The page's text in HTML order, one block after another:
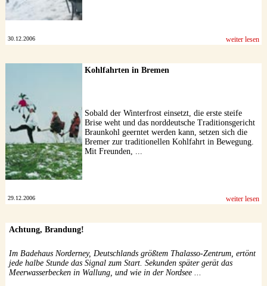
30.12.2006 weiter lesen
Kohlfahrten in Bremen
Sobald der Winterfrost einsetzt, die erste steife
Brise weht und das norddeutsche Traditionsgericht
Braunkohl geerntet werden kann, setzen sich die
Bremer zur traditionellen Kohlfahrt in Bewegung.
Mit Freunden, ...
29.12.2006 weiter lesen
Achtung, Brandung!
Im Badehaus Norderney, Deutschlands größtem Thalasso-Zentrum, ertönt
jede halbe Stunde das Signal zum Start. Sekunden später gerät das
Meerwasserbecken in Wallung, und wie in der Nordsee ...